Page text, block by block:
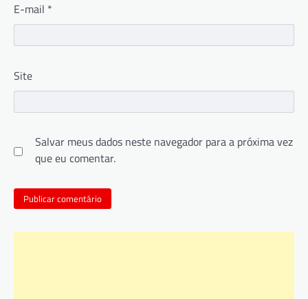
E-mail *
Site
Salvar meus dados neste navegador para a próxima vez
que eu comentar.